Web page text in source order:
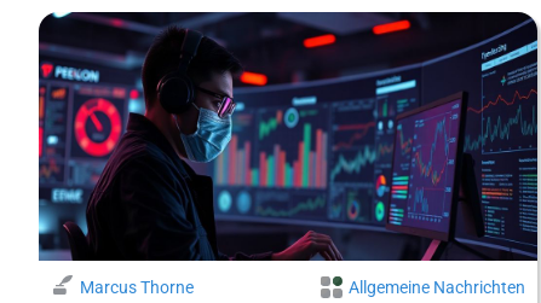
Marcus Thorne Allgemeine Nachrichten